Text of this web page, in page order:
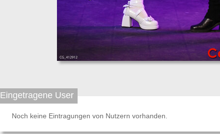
Eingetragene User
Noch keine Eintragungen von Nutzern vorhanden.